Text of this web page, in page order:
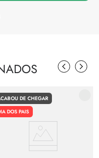
DE CHEGAR
DOS PAIS